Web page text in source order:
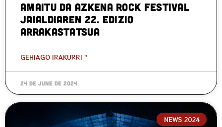
Amaitu da Azkena Rock Festival
jaialdiaren 22. edizio
arrakastatsua
GEHIAGO IRAKURRI "
24 de June de 2024
NEWS 2024